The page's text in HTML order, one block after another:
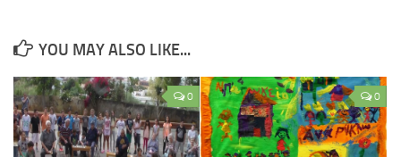
YOU MAY ALSO LIKE...
0 0